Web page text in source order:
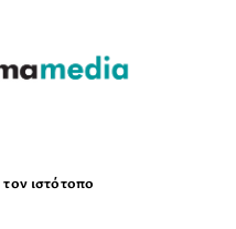
ιστότοπο